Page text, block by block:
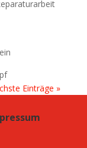
Einträge »